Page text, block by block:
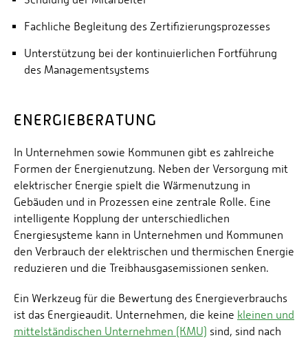
Fachliche Begleitung des Zertifizierungsprozesses
Unterstützung bei der kontinuierlichen Fortführung
des Managementsystems
ENERGIEBERATUNG
In Unternehmen sowie Kommunen gibt es zahlreiche
Formen der Energienutzung. Neben der Versorgung mit
elektrischer Energie spielt die Wärmenutzung in
Gebäuden und in Prozessen eine zentrale Rolle. Eine
intelligente Kopplung der unterschiedlichen
Energiesysteme kann in Unternehmen und Kommunen
den Verbrauch der elektrischen und thermischen Energie
reduzieren und die Treibhausgasemissionen senken.
Ein Werkzeug für die Bewertung des Energieverbrauchs
ist das Energieaudit. Unternehmen, die keine kleinen und
mittelständischen Unternehmen (KMU) sind, sind nach